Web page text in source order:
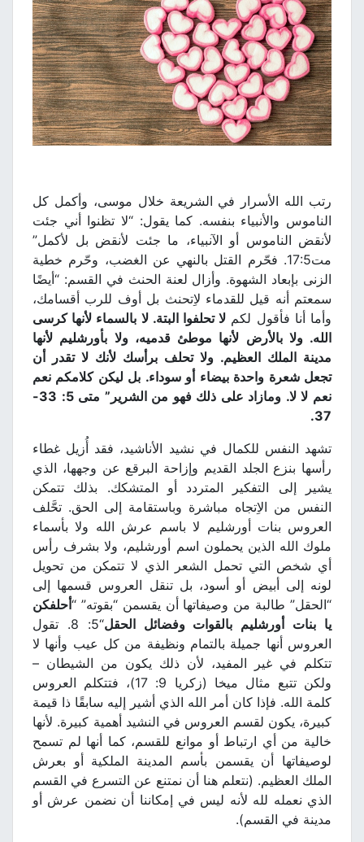
رتب الله الأسرار في الشريعة خلال موسى، وأكمل كل
الناموس والأنبياء بنفسه. كما يقول: “لا تظنوا أني جئت
لأنقض الناموس أو الآنبياء، ما جئت لأنقض بل لأكمل”
مت17:5. فحّرم القتل بالنهي عن الغضب، وحّرم خطية
الزنى بإبعاد الشهوة. وأزال لعنة الحنث في القسم: “أيضًا
سمعتم أنه قيل للقدماء لاِتحنث بل أوف للرب أقسامك،
وأما أنا فأقول لكملا تحلفوا البتة. لا بالسماء لأنها كرسى
الله. ولا بالأرض لأنها موطئ قدميه، ولا بأورشليم لأنها
مدينة الملك العظيم. ولا تحلف برأسك لأنك لا تقدر أن
تجعل شعرة واحدة بيضاء أو سوداء. بل ليكن كلامكم نعم
نعم لا لا. ومازاد على ذلك فهو من الشرير” متى 5: 33-
37
.
تشهد النفس للكمال في نشيد الأناشيد، فقد أُزيل غطاء
رأسها بنزع الجلد القديم وإزاحة البرقع عن وجهها، الذي
يشير إلى التفكير المتردد أو المتشكك. بذلك تتمكن
النفس من الاِتجاه مباشرة وباستقامة إلى الحق. تحَّلف
العروس بنات أورشليم لا باسم عرش الله ولا بأسماء
ملوك الله الذين يحملون اسم أورشليم، ولا بشرف رأس
أي شخص التي تحمل الشعر الذي لا تتمكن من تحويل
لونه إلى أبيض أو أسود، بل تنقل العروس قسمها إلى
“الحقل” طالبة من وصيفاتها أن يقسمن “بقوته” “أحلفكن
يا بنات أورشليم بالقوات وفضائل الحقل
“5: 8. تقول
العروس أنها جميلة بالتمام ونظيفة من كل عيب وأنها لا
تتكلم في غير المفيد، لأن ذلك يكون من الشيطان –
ولكن تتبع مثال ميخا (زكريا 9: 17)، فتتكلم العروس
كلمة الله. فإذا كان أمر الله الذي أشير إليه سابقًا ذا قيمة
كبيرة، يكون لقسم العروس في النشيد أهمية كبيرة. لأنها
خالية من أي ارتباط أو موانع للقسم، كما أنها لم تسمح
لوصيفاتها أن يقسمن بأسم المدينة الملكية أو بعرش
الملك العظيم. (نتعلم هنا أن نمتنع عن التسرع في القسم
الذي نعمله لله لأنه ليس في إمكاننا أن نضمن عرش أو
مدينة في القسم).